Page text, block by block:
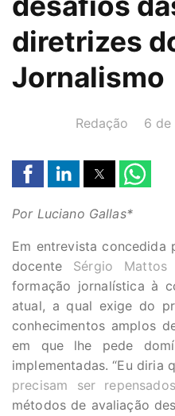
diretrizes
Jornalismo
AUTOR(A):
Redação DATA:
6 de
Por Luciano Gallas*
Em entrevista concedida
docente Sérgio Mattos
formação jornalística à
atual, a qual exige do
conhecimentos amplos
em que lhe pede
implementadas. “Eu diria
precisam ser repensados
métodos de avaliação